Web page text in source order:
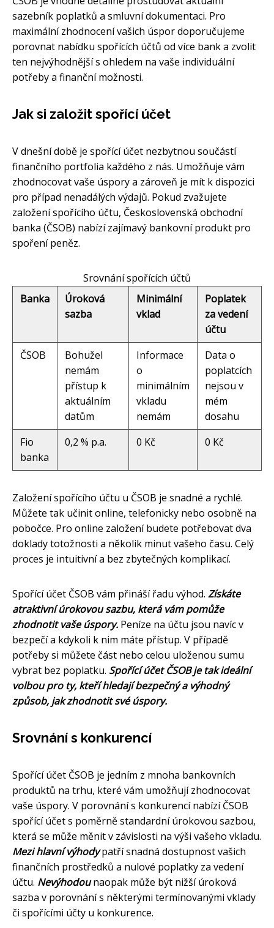
sazebník poplatků a smluvní dokumentaci. Pro
maximální zhodnocení vašich úspor doporučujeme
porovnat nabídku spořících účtů od více bank a zvolit
ten nejvýhodnější s ohledem na vaše individuální
potřeby a finanční možnosti.
Jak si založit spořící účet
V dnešní době je spořící účet nezbytnou součástí
finančního portfolia každého z nás. Umožňuje vám
zhodnocovat vaše úspory a zároveň je mít k dispozici
pro případ nenadálých výdajů. Pokud zvažujete
založení spořícího účtu, Československá obchodní
banka (ČSOB) nabízí zajímavý bankovní produkt pro
spoření peněz.
Srovnání spořících účtů
Banka
Úroková
sazba
Minimální
vklad
Poplatek
za vedení
účtu
ČSOB
Bohužel
nemám
přístup k
aktuálním
datům
Informace
o
minimálním
vkladu
nemám
Data o
poplatcích
nejsou v
mém
dosahu
Fio
banka
0,2 % p.a. 0 Kč 0 Kč
Založení spořícího účtu u ČSOB je snadné a rychlé.
Můžete tak učinit online, telefonicky nebo osobně na
pobočce. Pro online založení budete potřebovat dva
doklady totožnosti a několik minut vašeho času. Celý
proces je intuitivní a bez zbytečných komplikací.
Spořící účet ČSOB vám přináší řadu výhod. Získáte
atraktivní úrokovou sazbu, která vám pomůže
zhodnotit vaše úspory. Peníze na účtu jsou navíc v
bezpečí a kdykoli k nim máte přístup. V případě
potřeby si můžete část nebo celou uloženou sumu
vybrat bez poplatku. Spořící účet ČSOB je tak ideální
volbou pro ty, kteří hledají bezpečný a výhodný
způsob, jak zhodnotit své úspory.
Srovnání s konkurencí
Spořící účet ČSOB je jedním z mnoha bankovních
produktů na trhu, které vám umožňují zhodnocovat
vaše úspory. V porovnání s konkurencí nabízí ČSOB
spořící účet s poměrně standardní úrokovou sazbou,
která se může měnit v závislosti na výši vašeho vkladu.
Mezi hlavní výhodypatří snadná dostupnost vašich
finančních prostředků a nulové poplatky za vedení
účtu. Nevýhodounaopak může být nižší úroková
sazba v porovnání s některými termínovanými vklady
či spořícími účty u konkurence.